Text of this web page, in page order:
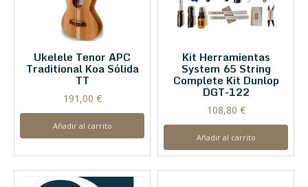
Ukelele Tenor APC
Traditional Koa Sólida
TT
191,00 €
Añadir al carrito
Kit Herramientas
System 65 String
Complete Kit Dunlop
DGT-122
108,80 €
Añadir al carrito